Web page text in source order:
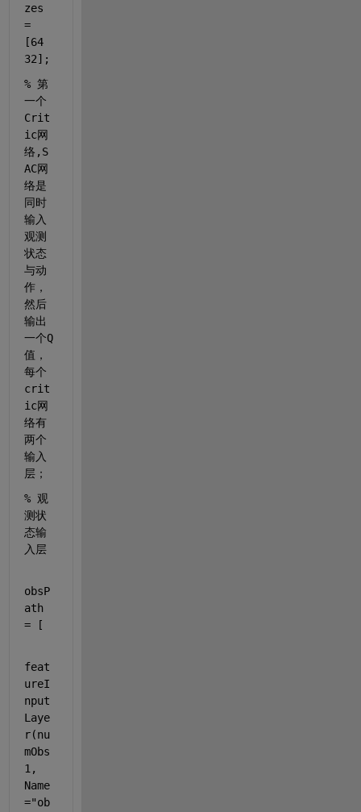
zes
=
[64
32];
% 第
一个
Crit
ic网
络,S
AC网
络是
同时
输入
观测
状态
与动
作，
然后
输出
一个Q
值，
每个
crit
ic网
络有
两个
输入
层；
% 观
测状
态输
入层
obsP
ath
= [
feat
ureI
nput
Laye
r(nu
mObs
1,
Name
="ob